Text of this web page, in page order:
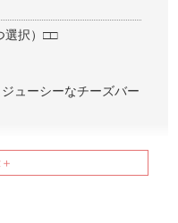
選択）□□
ューシーなチーズバー
】
ミソースをかけた、